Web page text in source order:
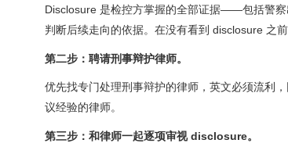
Disclosure 是检控方掌握的全部证据——包括警察
判断后续走向的依据。在没有看到 disclosure 之
第二步：聘请刑事辩护律师。
优先找专门处理刑事辩护的律师，英文必须流利
议经验的律师。
第三步：和律师一起逐项审视 disclosure。